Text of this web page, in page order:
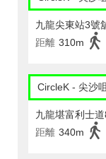
九龍尖東站3號
距離 310m
CircleK - 尖沙
九龍堪富利士
距離 340m